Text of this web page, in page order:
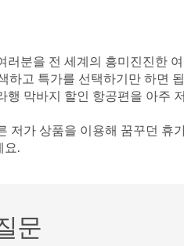
분을 전 세계의 흥미진진한
고 특가를 선택하기만 하면
막바지 할인 항공편을 아주
가 상품을 이용해 꿈꾸던 휴
요.
문